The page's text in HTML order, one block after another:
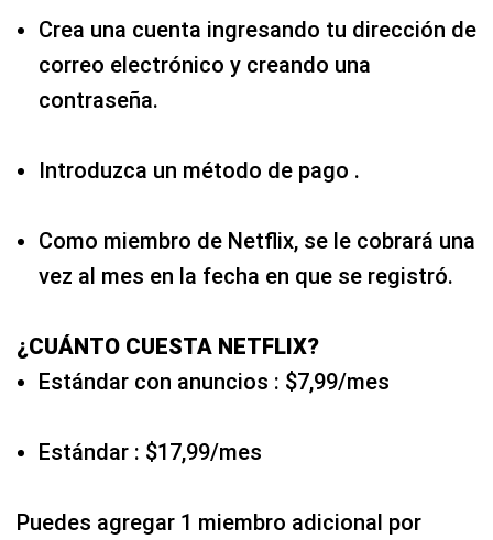
Crea una cuenta ingresando tu dirección de
correo electrónico y creando una
contraseña.
Introduzca un método de pago .
Como miembro de Netflix, se le cobrará una
vez al mes en la fecha en que se registró.
¿CUÁNTO CUESTA NETFLIX?
Estándar con anuncios : $7,99/mes
Estándar : $17,99/mes
Puedes agregar 1 miembro adicional por